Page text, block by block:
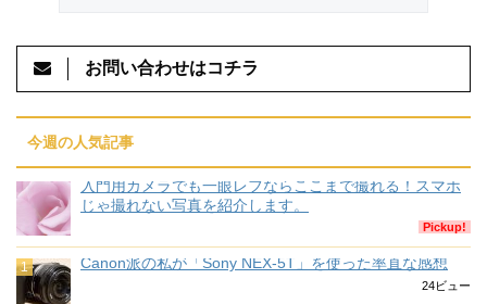
お問い合わせはコチラ
今週の人気記事
入門用カメラでも一眼レフならここまで撮れる！スマホ
じゃ撮れない写真を紹介します。
Pickup!
Canon派の私が「Sony NEX-5T」を使った率直な感想
24ビュー